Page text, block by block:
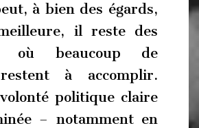
à bien des égards,
il reste des
où beaucoup de
à accomplir.
politique claire
– notamment en